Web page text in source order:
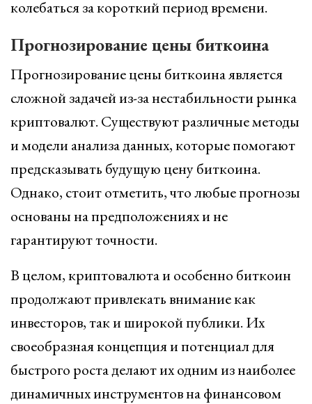
колебаться за короткий период времени.
Прогнозирование цены биткоина
Прогнозирование цены биткоина является
сложной задачей из-за нестабильности рынка
криптовалют. Существуют различные методы
и модели анализа данных, которые помогают
предсказывать будущую цену биткоина.
Однако, стоит отметить, что любые прогнозы
основаны на предположениях и не
гарантируют точности.
В целом, криптовалюта и особенно биткоин
продолжают привлекать внимание как
инвесторов, так и широкой публики. Их
своеобразная концепция и потенциал для
быстрого роста делают их одним из наиболее
динамичных инструментов на финансовом